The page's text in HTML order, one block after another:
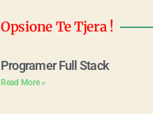
Opsione Te Tjera !
Programer Full Stack
Read More »